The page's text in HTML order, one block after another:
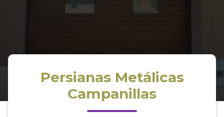
Persianas Metálicas
Campanillas